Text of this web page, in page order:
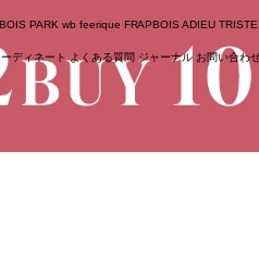
PARK wb feerique FRAPBOIS ADIEU
ディネート よくある質問 ジャーナル お問い合わ